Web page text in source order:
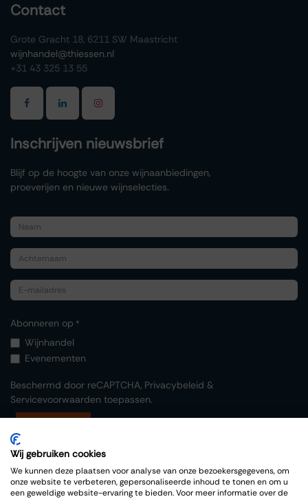
Contact
Grote Gracht 18, 6211 SW Maastricht
wijnhandel@thiessen.nl
+31 43 325 13 55
Inschrijven nieuwsbrief
Blijf op de hoogte van onze wijnaanbiedingen,
proeverijen en nieuwe wijnselecties.
Abonneren op *
Wijnhandel
Evenementen
Beschermd door reCAPTCHA, Privacybeleid &
Servicevoorwaarden toepassen.
Wij gebruiken cookies
We kunnen deze plaatsen voor analyse van onze bezoekersgegevens, om
onze website te verbeteren, gepersonaliseerde inhoud te tonen en om u
een geweldige website-ervaring te bieden. Voor meer informatie over de